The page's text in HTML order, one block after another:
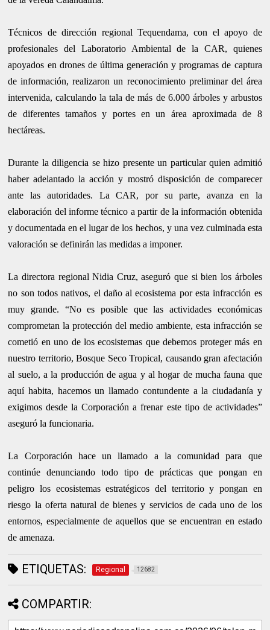
Técnicos de dirección regional Tequendama, con el apoyo de
profesionales del Laboratorio Ambiental de la CAR, quienes
apoyados en drones de última generación y programas de captura
de información, realizaron un reconocimiento preliminar del área
intervenida, calculando la tala de más de 6.000 árboles y arbustos
de diferentes tamaños y portes en un área aproximada de 8
hectáreas.
Durante la diligencia se hizo presente un particular quien admitió
haber adelantado la acción y mostró disposición de comparecer
ante las autoridades. La CAR, por su parte, avanza en la
elaboración del informe técnico a partir de la información obtenida
y documentada en el lugar de los hechos, y una vez culminada esta
valoración se definirán las medidas a imponer.
La directora regional Nidia Cruz, aseguró que si bien los árboles
no son todos nativos, el daño al ecosistema por esta infracción es
muy grande. “No es posible que las actividades económicas
comprometan la protección del medio ambiente, esta infracción se
cometió en uno de los ecosistemas que debemos proteger más en
nuestro territorio, Bosque Seco Tropical, causando gran afectación
al suelo, a la producción de agua y al hogar de mucha fauna que
aquí habita, hacemos un llamado contundente a la ciudadanía y
exigimos desde la Corporación a frenar este tipo de actividades”
aseguró la funcionaria.
La Corporación hace un llamado a la comunidad para que
continúe denunciando todo tipo de prácticas que pongan en
peligro los ecosistemas estratégicos del territorio y pongan en
riesgo la oferta natural de bienes y servicios de cada uno de los
entornos, especialmente de aquellos que se encuentran en estado
de amenaza.
ETIQUETAS: Regional 12682
COMPARTIR: